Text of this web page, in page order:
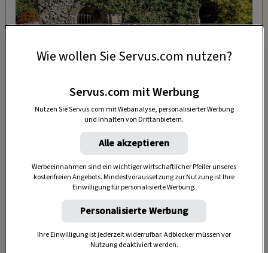
Efeu: Sortenauswahl, pflanzen,
Anzeige
Wie wollen Sie Servus.com nutzen?
Servus.com mit Werbung
Nutzen Sie Servus.com mit Webanalyse, personalisierter Werbung
und Inhalten von Drittanbietern.
Alle akzeptieren
Werbeeinnahmen sind ein wichtiger wirtschaftlicher Pfeiler unseres
kostenfreien Angebots. Mindestvoraussetzung zur Nutzung ist Ihre
Einwilligung für personalisierte Werbung.
Personalisierte Werbung
Ihre Einwilligung ist jederzeit widerrufbar. Adblocker müssen vor
Nutzung deaktiviert werden.